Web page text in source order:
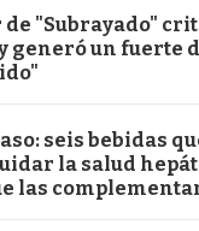
de "Subrayado"
generó un fuerte
seis bebidas
la salud
las